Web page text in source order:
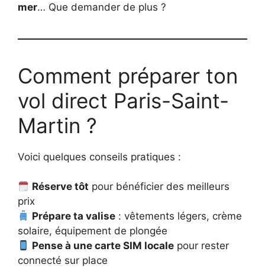
mer… Que demander de plus ?
Comment préparer ton
vol direct Paris-Saint-
Martin ?
Voici quelques conseils pratiques :
Réserve tôt pour bénéficier des meilleurs
prix
Prépare ta valise : vêtements légers, crème
solaire, équipement de plongée
Pense à une carte SIM locale pour rester
connecté sur place